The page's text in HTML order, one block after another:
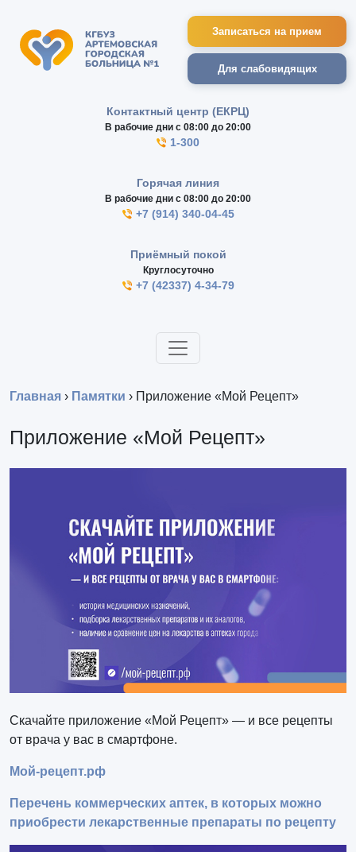
Записаться на прием
Для слабовидящих
Контактный центр (ЕКРЦ)
В рабочие дни с 08:00 до 20:00
1-300
Горячая линия
В рабочие дни с 08:00 до 20:00
+7 (914) 340-04-45
Приёмный покой
Круглосуточно
+7 (42337) 4-34-79
Главная › Памятки › Приложение «Мой Рецепт»
Приложение «Мой Рецепт»
Скачайте приложение «Мой Рецепт» — и все рецепты
от врача у вас в смартфоне.
Мой-рецепт.рф
Перечень коммерческих аптек, в которых можно
приобрести лекарственные препараты по рецепту